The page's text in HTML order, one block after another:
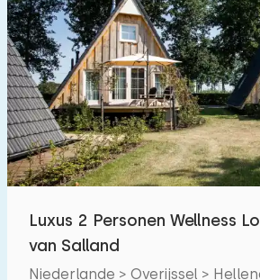
Luxus 2 Personen Wellness
van Salland
Niederlande > Overijssel >